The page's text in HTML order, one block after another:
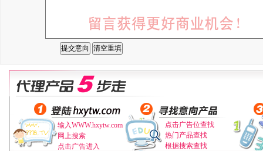
输入WWW.hxytw.com
网上搜索
点击广告进入
点击广告位查找
热门产品查找
根据搜索查找